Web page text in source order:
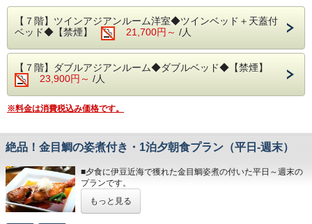
※30台と限りがあり、先着順の受付となります。
※満車の場合は、ホテルよりご連絡いたします。（近隣のコ
インパーキン
グをお客様ご自身でご利用ください。）
入湯税150円、宿泊税200円が別途大人のお客様はかかりま
す。
・駐車場につきましては、先着30台となっております。
・満車の場合は、お客様ご自身で近隣のコインパーキングを
掛かります。
をお楽しみください。
＊炙って召し上がる干物や自身で作る海鮮丼をご用意してい
ます。
＊内容・品数は時期によって異なる場合がございます。
・朝食 7:00～ 9:30（最終入場 9:00）
◆大浴場
良質な熱海温泉を是非ご堪能くださいませ。
・15:00～24:00（最終入場 23:30）
◆エステ・岩盤浴・貸切露天風呂
事前予約制です。
詳細については＜0557-82-8111＞までお問い合わせくださ
い。
船旅できる贅沢なプランです。
＊セット券は、当日チェックイン前のお渡しも可能でござい
＊R-Asia・島の湯・サルトビ・VOUTANから2施設をご利用
いただけます。
※サルトビのご利用はセット券が2枚分必要となります。
その際、ご返金は出来兼ねますので予めご了承ください。
＊天候・波の状況により運行状況（欠航）が変わる場合があ
ります。
＊PICA初島は木曜日が休業となります。
◆お部屋
お部屋から見る景色は「感動」間違いなし。
相模湾の朝焼けや熱海の夜景が一望できます。
【７階】ツインアジアンルーム洋室◆ツインベッド＋天蓋付
ベッド◆【禁煙】
21,700円～ /人
【７階】ダブルアジアンルーム◆ダブルベッド◆【禁煙】
23,900円～ /人
※料金は消費税込み価格です。
絶品！金目鯛の姿煮付き・1泊夕朝食プラン（平日‐週末）
■夕食に伊豆近海で獲れた金目鯛姿煮の付いた平日～週末の
プランです。
伊豆・熱海といえば金目鯛！
柔らかく旨味の詰まった身に深い味わいの煮汁、金目鯛をま
もっと見る